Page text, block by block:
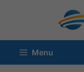
contenuto
Menu